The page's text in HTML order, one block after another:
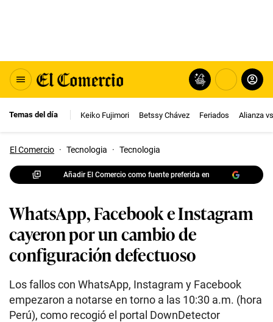
Temas del día Keiko Fujimori Betssy Chávez Feriados Alianza
El Comercio · Tecnologia · Tecnologia
Añadir El Comercio como fuente preferida en
WhatsApp, Facebook e Instagram
cayeron por un cambio de
configuración defectuoso
Los fallos con WhatsApp, Instagram y Facebook
empezaron a notarse en torno a las 10:30 a.m. (hora
Perú), como recogió el portal DownDetector